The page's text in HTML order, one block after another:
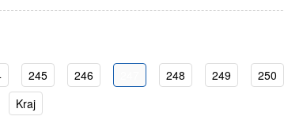
245 246 248 249
250
Kraj